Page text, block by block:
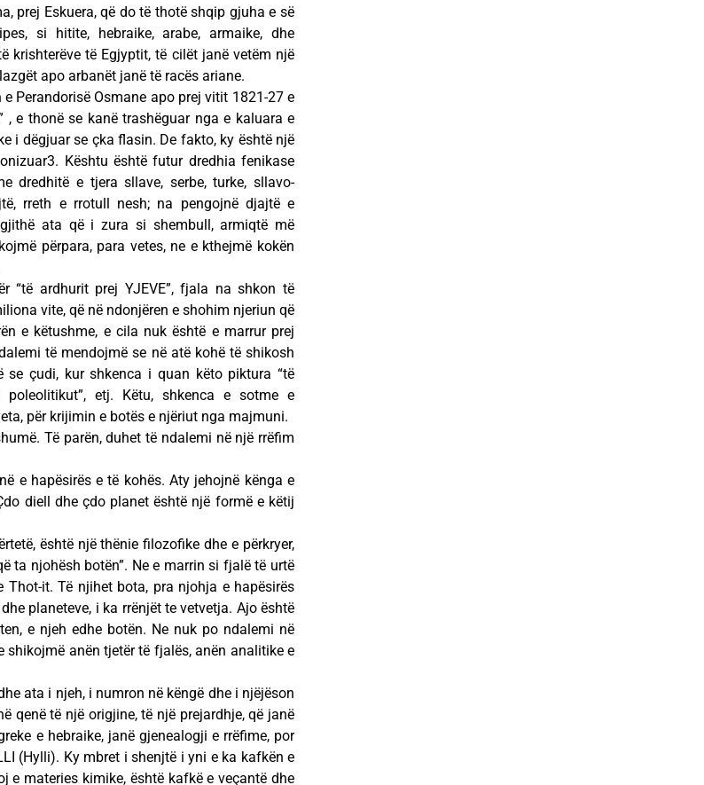
prej Eskuera, që do të thotë shqip gjuha e së
si hitite, hebraike, arabe, armaike, dhe
krishterëve të Egjyptit, të cilët janë vetëm një
apo arbanët janë të racës ariane.
Perandorisë Osmane apo prej vitit 1821-27 e
, e thonë se kanë trashëguar nga e kaluara e
i dëgjuar se çka flasin. De fakto, ky është një
Kështu është futur dredhia fenikase
dredhitë e tjera sllave, serbe, turke, sllavo-
rreth e rrotull nesh; na pengojnë djajtë e
ata që i zura si shembull, armiqtë më
përpara, para vetes, ne e kthejmë kokën
“të ardhurit prej YJEVE”, fjala na shkon të
vite, që në ndonjëren e shohim njeriun që
e këtushme, e cila nuk është e marrur prej
të mendojmë se në atë kohë të shikosh
çudi, kur shkenca i quan këto piktura “të
poleolitikut”, etj. Këtu, shkenca e sotme e
për krijimin e botës e njëriut nga majmuni.
Të parën, duhet të ndalemi në një rrëfim
e hapësirës e të kohës. Aty jehojnë kënga e
diell dhe çdo planet është një formë e këtij
është një thënie filozofike dhe e përkryer,
ta njohësh botën”. Ne e marrin si fjalë të urtë
it. Të njihet bota, pra njohja e hapësirës
planeteve, i ka rrënjët te vetvetja. Ajo është
e njeh edhe botën. Ne nuk po ndalemi në
anën tjetër të fjalës, anën analitike e
ata i njeh, i numron në këngë dhe i njëjëson
qenë të një origjine, të një prejardhje, që janë
e hebraike, janë gjenealogji e rrëfime, por
(Hylli). Ky mbret i shenjtë i yni e ka kafkën e
e materies kimike, është kafkë e veçantë dhe